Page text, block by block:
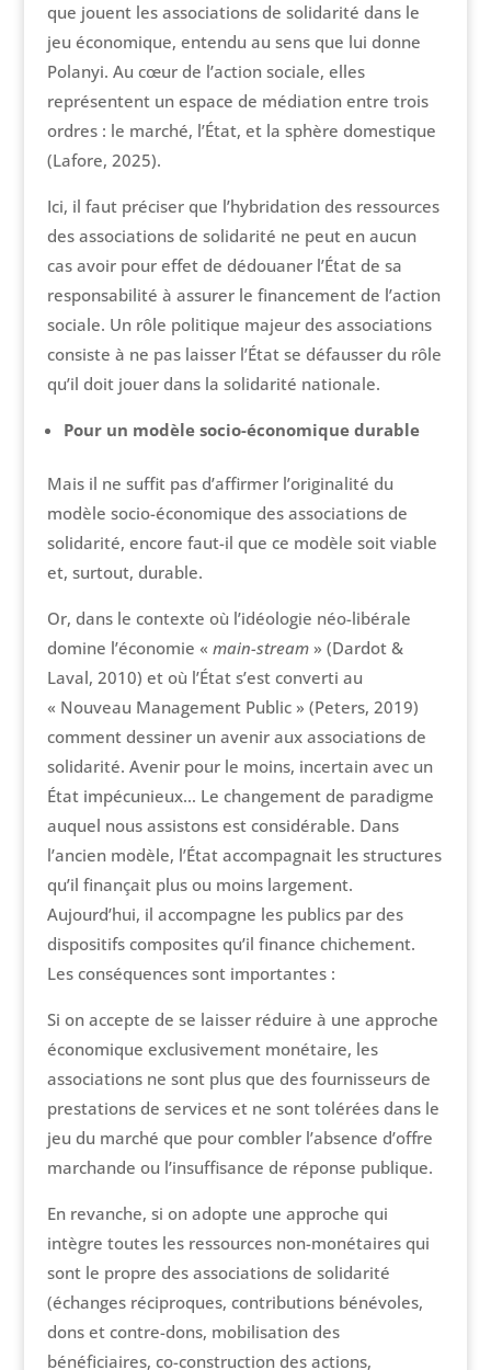
que jouent les associations de solidarité dans le
jeu économique, entendu au sens que lui donne
Polanyi. Au cœur de l’action sociale, elles
représentent un espace de médiation entre trois
ordres : le marché, l’État, et la sphère domestique
(Lafore, 2025).
Ici, il faut préciser que l’hybridation des ressources
des associations de solidarité ne peut en aucun
cas avoir pour effet de dédouaner l’État de sa
responsabilité à assurer le financement de l’action
sociale. Un rôle politique majeur des associations
consiste à ne pas laisser l’État se défausser du rôle
qu’il doit jouer dans la solidarité nationale.
Pour un modèle socio-économique durable
Mais il ne suffit pas d’affirmer l’originalité du
modèle socio-économique des associations de
solidarité, encore faut-il que ce modèle soit viable
et, surtout, durable.
Or, dans le contexte où l’idéologie néo-libérale
domine l’économie « main-stream» (Dardot &
Laval, 2010) et où l’État s’est converti au
« Nouveau Management Public » (Peters, 2019)
comment dessiner un avenir aux associations de
solidarité. Avenir pour le moins, incertain avec un
État impécunieux… Le changement de paradigme
auquel nous assistons est considérable. Dans
l’ancien modèle, l’État accompagnait les structures
qu’il finançait plus ou moins largement.
Aujourd’hui, il accompagne les publics par des
dispositifs composites qu’il finance chichement.
Les conséquences sont importantes :
Si on accepte de se laisser réduire à une approche
économique exclusivement monétaire, les
associations ne sont plus que des fournisseurs de
prestations de services et ne sont tolérées dans le
jeu du marché que pour combler l’absence d’offre
marchande ou l’insuffisance de réponse publique.
En revanche, si on adopte une approche qui
intègre toutes les ressources non-monétaires qui
sont le propre des associations de solidarité
(échanges réciproques, contributions bénévoles,
dons et contre-dons, mobilisation des
bénéficiaires, co-construction des actions,